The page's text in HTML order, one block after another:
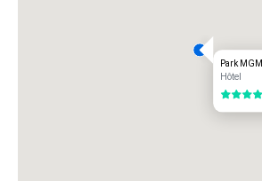
Park MGM
Hôtel
4 sur 5